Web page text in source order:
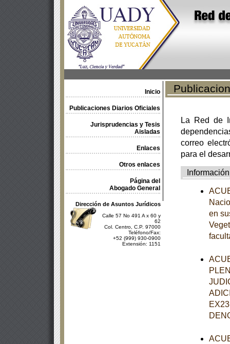
Inicio
Publicaciones Diarios Oficiales
Jurisprudencias y Tesis
Aisladas
Enlaces
Otros enlaces
Página del
Abogado General
Dirección de Asuntos Jurídicos
Calle 57 No 491 A x 60 y
62
Col. Centro, C.P. 97000
Teléfono/Fax:
+52 (999) 930-0900
Extensión: 1151
La Red de
correo
para el
Información
en